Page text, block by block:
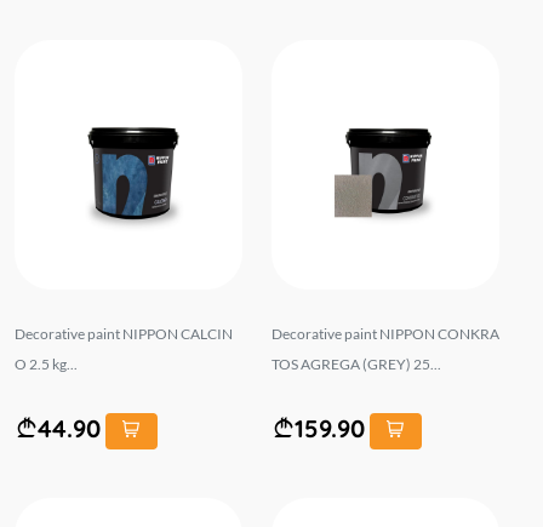
Decorative paint NIPPON CALCIN
O 2.5 kg...
44.90
Decorative paint NIPPON CONKRA
TOS AGREGA (GREY) 25...
159.90